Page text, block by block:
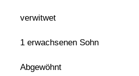
verwitwet
1 erwachsenen Sohn
Abgewöhnt